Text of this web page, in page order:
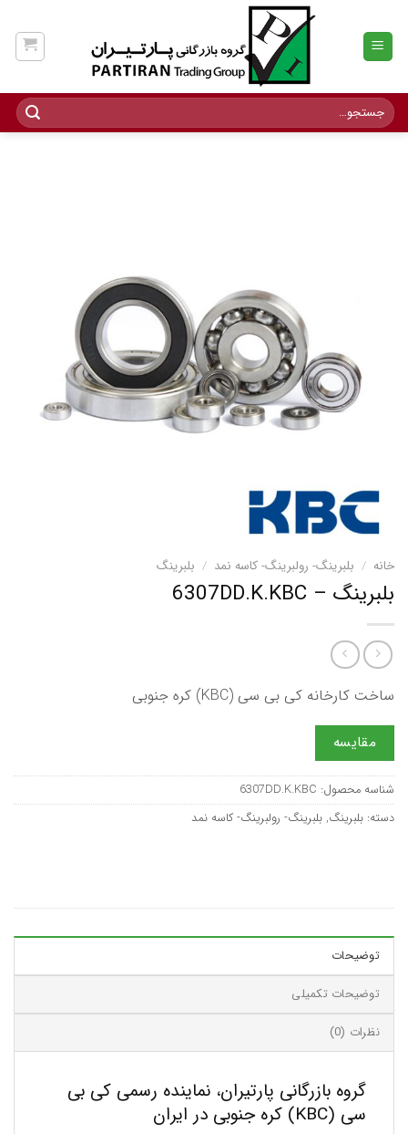
content
جستجو
برای:
خانه / بلبرینگ- رولبرینگ- کاسه نمد / بلبرینگ
بلبرینگ – 6307DD.K.KBC
ساخت کارخانه کی بی سی (KBC) کره جنوبی
مقایسه
شناسه محصول: 6307DD.K.KBC
دسته: بلبرینگ, بلبرینگ- رولبرینگ- کاسه نمد
توضیحات
توضیحات تکمیلی
نظرات (0)
گروه بازرگانی پارتیران، نماینده رسمی کی بی
سی (KBC) کره جنوبی در ایران